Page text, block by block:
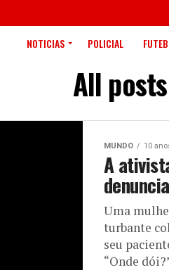
NOTICIAS POLICIAL
All
MUNDO 10
A
Uma
turbante
seu
“Onde